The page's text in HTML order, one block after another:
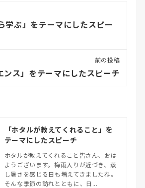
学ぶ」をテーマにしたスピー
前の投稿
ンス」をテーマにしたスピーチ
「ホタルが教えてくれること」を
テーマにしたスピーチ
ホタルが教えてくれること皆さん、おは
ようございます。梅雨入りが近づき、蒸
し暑さを感じる日も増えてきましたね。
そんな季節の訪れとともに、日...